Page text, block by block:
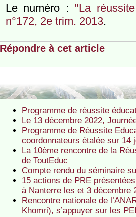
Le numéro : "La
n°172, 2e trim. 2013.
Répondre à cet article
Programme de réussite
Le 13 décembre 2022,
Programme de Réussite
coordonnateurs étalée sur 14
La 10ème rencontre de la
de ToutEduc
Compte rendu du séminaire
15 actions de PRE
à Nanterre les et 3 décembre
Rencontre nationale de
Khomri), s’appuyer sur les